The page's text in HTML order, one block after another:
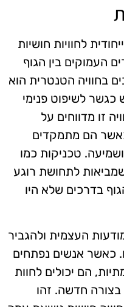
לחוויות חושיות
העמוקים בין הגוף
בחוויה הטנטרית הוא
לשיפוט פנימי
זו מדווחים על
הם מתמקדים
טכניקות כמו
לתחושת רוגע
בדרכים שלא היו
העצמית ולהגביר
כאשר אנשים נפתחים
הם יכולים לחוות
חדשה. זהו